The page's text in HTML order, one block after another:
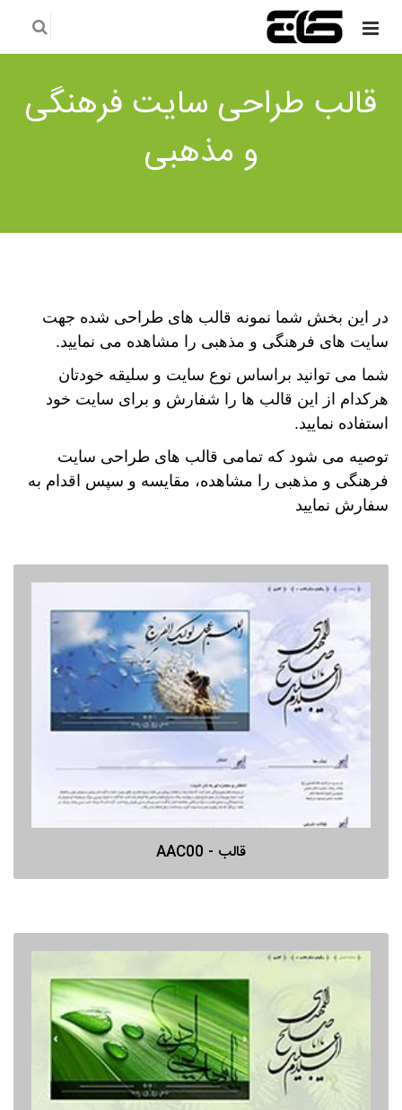
قالب طراحی سایت فرهنگی
و مذهبی
در این بخش شما نمونه قالب های طراحی شده جهت
سایت های فرهنگی و مذهبی را مشاهده می نمایید.
شما می توانید براساس نوع سایت و سلیقه خودتان
هرکدام از این قالب ها را شفارش و برای سایت خود
استفاده نمایید.
توصیه می شود که تمامی قالب های طراحی سایت
فرهنگی و مذهبی را مشاهده، مقایسه و سپس اقدام به
سفارش نمایید
قالب - AAC00
پیش نمایش
پیش نمایش